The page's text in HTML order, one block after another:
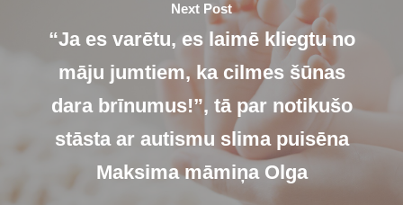
Next Post
“Ja es varētu, es laimē kliegtu no
māju jumtiem, ka cilmes šūnas
dara brīnumus!”, tā par notikušo
stāsta ar autismu slima puisēna
Maksima māmiņa Olga